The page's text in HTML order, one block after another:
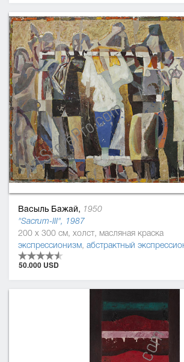
Васыль Бажай, 1950
"Sacrum-ІІІ", 1987
200 x 300 см, холст, масляная краска
экспрессионизм, абстрактный
50.000 USD